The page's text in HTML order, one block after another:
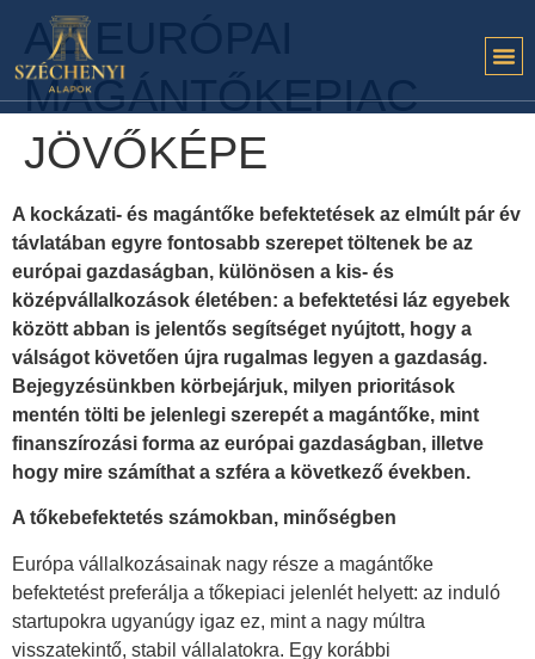
AZ EURÓPAI
MAGÁNTŐKEPIAC
JÖVŐKÉPE
A kockázati- és magántőke befektetések az elmúlt pár év
távlatában egyre fontosabb szerepet töltenek be az
európai gazdaságban, különösen a kis- és
középvállalkozások életében: a befektetési láz egyebek
között abban is jelentős segítséget nyújtott, hogy a
válságot követően újra rugalmas legyen a gazdaság.
Bejegyzésünkben körbejárjuk, milyen prioritások
mentén tölti be jelenlegi szerepét a magántőke, mint
finanszírozási forma az európai gazdaságban, illetve
hogy mire számíthat a szféra a következő években.
A tőkebefektetés számokban, minőségben
Európa vállalkozásainak nagy része a magántőke
befektetést preferálja a tőkepiaci jelenlét helyett: az induló
startupokra ugyanúgy igaz ez, mint a nagy múltra
visszatekintő, stabil vállalatokra. Egy korábbi